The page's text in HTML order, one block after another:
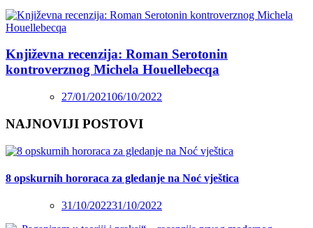
Književna recenzija: Roman Serotonin
kontroverznog Michela Houellebecqa
27/01/202106/10/2022
NAJNOVIJI POSTOVI
8 opskurnih hororaca za gledanje na Noć vještica
31/10/202231/10/2022